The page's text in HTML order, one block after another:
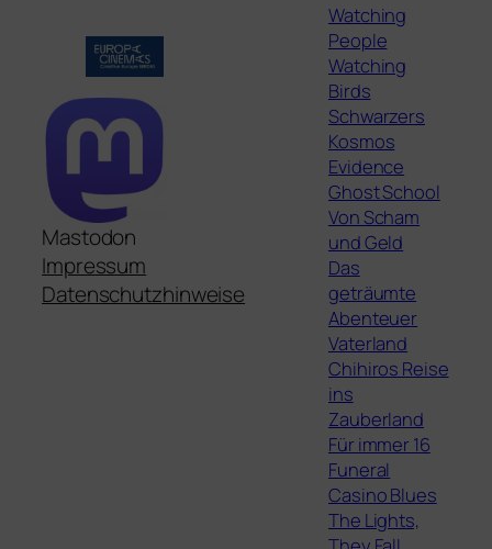
Mastodon
Impressum
Datenschutzhinweise
Watching
People
Watching
Birds
Schwarzers
Kosmos
Evidence
Ghost School
Von Scham
und Geld
Das
geträumte
Abenteuer
Vaterland
Chihiros Reise
ins
Zauberland
Für immer 16
Funeral
Casino Blues
The Lights,